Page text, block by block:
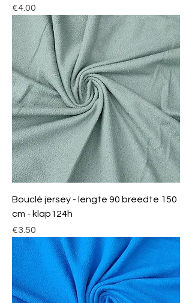
Price
€4.00
Bouclé jersey - lengte 90 breedte 150
cm - klap124h
Price
€3.50